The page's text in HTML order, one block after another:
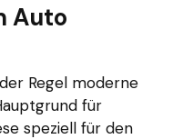
Auto
Regel moderne
für
speziell für den